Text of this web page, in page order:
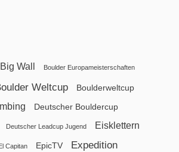
Big Wall Boulder Europameisterschaften
Weltcup Boulderweltcup
Deutscher Bouldercup
Deutscher Leadcup Jugend Eisklettern
Capitan EpicTV Expedition